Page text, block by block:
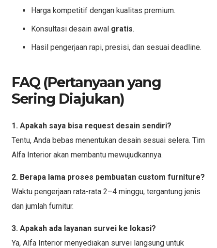
Harga kompetitif dengan kualitas premium.
Konsultasi desain awal gratis.
Hasil pengerjaan rapi, presisi, dan sesuai deadline.
FAQ (Pertanyaan yang
Sering Diajukan)
1. Apakah saya bisa request desain sendiri?
Tentu, Anda bebas menentukan desain sesuai selera. Tim
Alfa Interior akan membantu mewujudkannya.
2. Berapa lama proses pembuatan custom furniture?
Waktu pengerjaan rata-rata 2–4 minggu, tergantung jenis
dan jumlah furnitur.
3. Apakah ada layanan survei ke lokasi?
Ya, Alfa Interior menyediakan survei langsung untuk